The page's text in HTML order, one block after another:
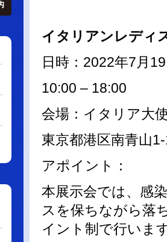
イタリアンレディ
日時：2022年7月
10:00 – 18:00
会場：イタリア大
東京都港区南青山
アポイント：
本展示会では、感
スを保ちながら落
イント制で行いま